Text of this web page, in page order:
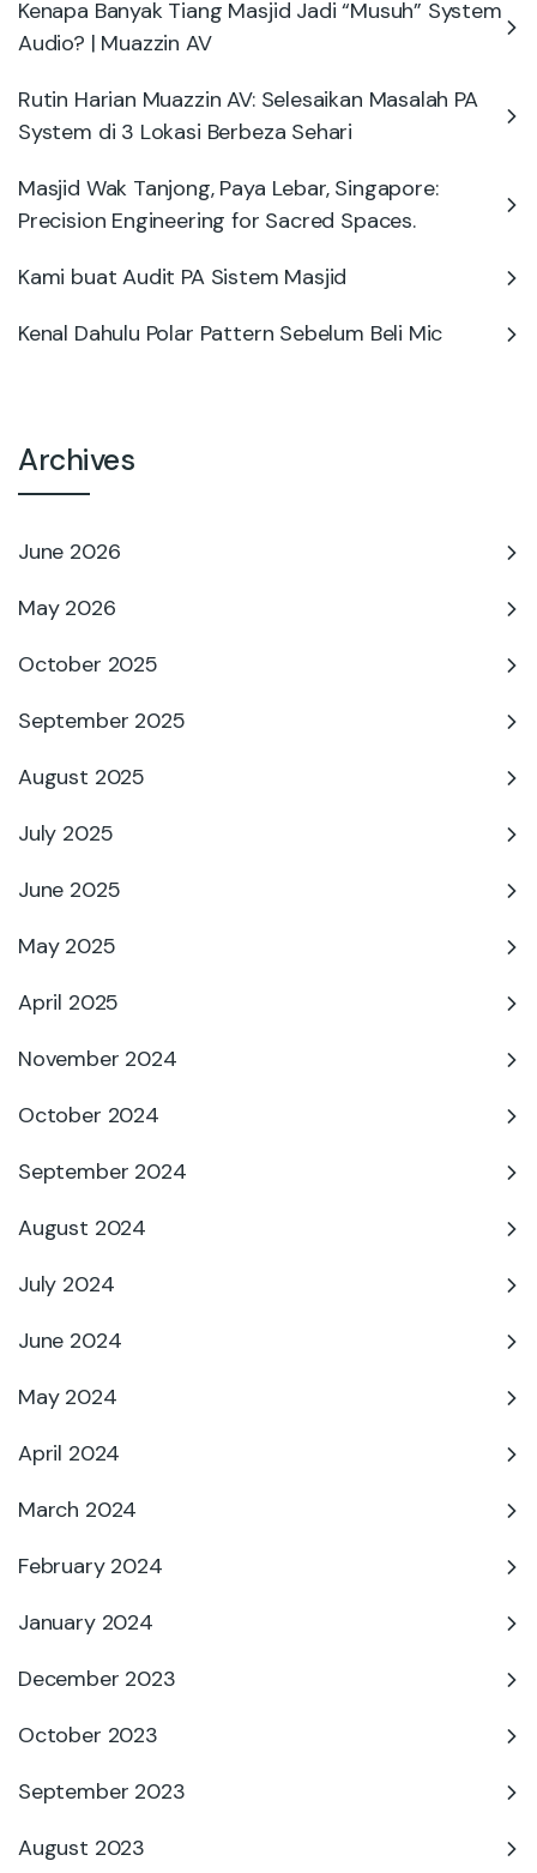
Kenapa Banyak Tiang Masjid Jadi “Musuh” System
Audio? | Muazzin AV
Rutin Harian Muazzin AV: Selesaikan Masalah PA
System di 3 Lokasi Berbeza Sehari
Masjid Wak Tanjong, Paya Lebar, Singapore:
Precision Engineering for Sacred Spaces.
Kami buat Audit PA Sistem Masjid
Kenal Dahulu Polar Pattern Sebelum Beli Mic
Archives
June 2026
May 2026
October 2025
September 2025
August 2025
July 2025
June 2025
May 2025
April 2025
November 2024
October 2024
September 2024
August 2024
July 2024
June 2024
May 2024
April 2024
March 2024
February 2024
January 2024
December 2023
October 2023
September 2023
August 2023